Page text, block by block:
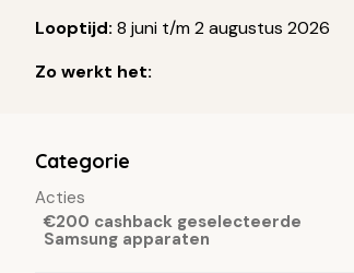
Looptijd: 8 juni t/m 2 augustus 2026
Zo werkt het:
Als je aankoop voldoet aan de
Hier
Categorie
Acties
€200 cashback geselecteerde
Samsung apparaten